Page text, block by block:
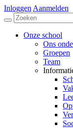
Inloggen Aanmelden
Onze school
Ons
Groepen
Team